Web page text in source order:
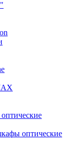
оптические